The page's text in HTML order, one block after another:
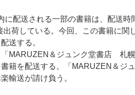
合わせ
配送される一部の書籍は、配送時
荷している。今回、この書籍に関
送する。
MARUZEN＆ジュンク堂書店 札
籍を配送する。「MARUZEN＆ジ
輸送が請け負う。